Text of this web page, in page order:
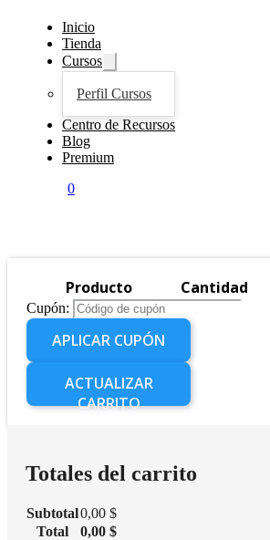
Inicio
Tienda
Cursos
Perfil Cursos
Centro de Recursos
Blog
Premium
0
Producto Cantidad
Cupón:
APLICAR CUPÓN
ACTUALIZAR
CARRITO
Totales del carrito
Subtotal0,00 $
Total
0,00 $